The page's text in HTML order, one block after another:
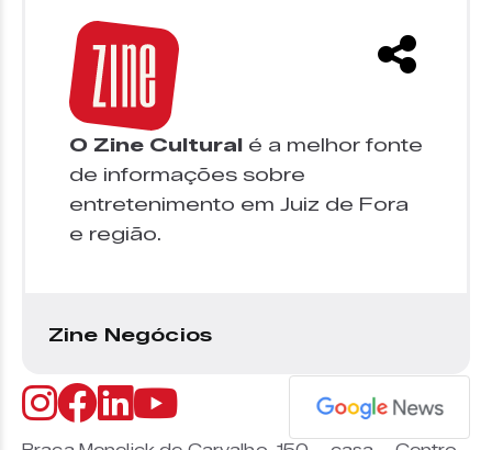
O Zine Cultural é a melhor fonte
de informações sobre
entretenimento em Juiz de Fora
e região.
Zine Negócios